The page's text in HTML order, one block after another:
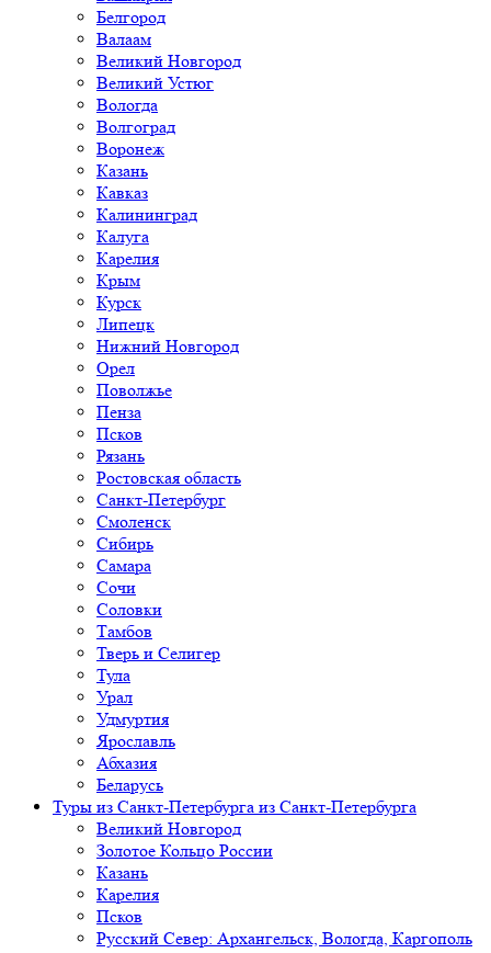
Белгород
Валаам
Великий Новгород
Великий Устюг
Вологда
Волгоград
Воронеж
Казань
Кавказ
Калининград
Калуга
Карелия
Крым
Курск
Липецк
Нижний Новгород
Орел
Поволжье
Пенза
Псков
Рязань
Ростовская область
Санкт-Петербург
Смоленск
Сибирь
Самара
Сочи
Соловки
Тамбов
Тверь и Селигер
Тула
Урал
Удмуртия
Ярославль
Абхазия
Беларусь
Туры из Санкт-Петербурга из Санкт-Петербурга
Великий Новгород
Золотое Кольцо России
Казань
Карелия
Псков
Русский Север: Архангельск, Вологда, Каргополь